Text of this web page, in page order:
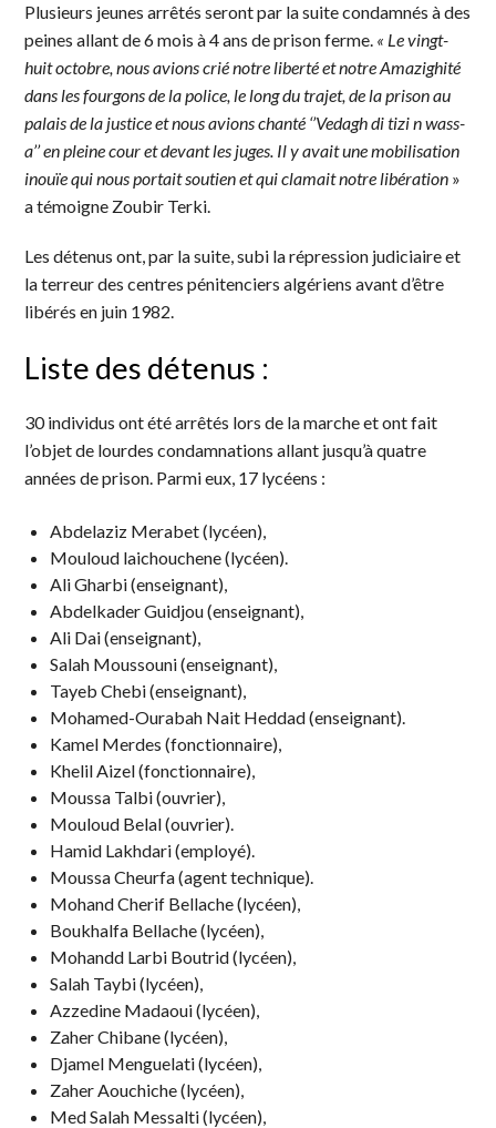
Plusieurs jeunes arrêtés seront par la suite condamnés à des
peines allant de 6 mois à 4 ans de prison ferme. « Le vingt-
huit octobre, nous avions crié notre liberté et notre Amazighité
dans les fourgons de la police, le long du trajet, de la prison au
palais de la justice et nous avions chanté ‘’Vedagh di tizi n wass-
a’’ en pleine cour et devant les juges. Il y avait une mobilisation
inouïe qui nous portait soutien et qui clamait notre libération »
a témoigne Zoubir Terki.
Les détenus ont, par la suite, subi la répression judiciaire et
la terreur des centres pénitenciers algériens avant d’être
libérés en juin 1982.
Liste des détenus :
30 individus ont été arrêtés lors de la marche et ont fait
l’objet de lourdes condamnations allant jusqu’à quatre
années de prison. Parmi eux, 17 lycéens :
Abdelaziz Merabet (lycéen),
Mouloud laichouchene (lycéen).
Ali Gharbi (enseignant),
Abdelkader Guidjou (enseignant),
Ali Dai (enseignant),
Salah Moussouni (enseignant),
Tayeb Chebi (enseignant),
Mohamed-Ourabah Nait Heddad (enseignant).
Kamel Merdes (fonctionnaire),
Khelil Aizel (fonctionnaire),
Moussa Talbi (ouvrier),
Mouloud Belal (ouvrier).
Hamid Lakhdari (employé).
Moussa Cheurfa (agent technique).
Mohand Cherif Bellache (lycéen),
Boukhalfa Bellache (lycéen),
Mohandd Larbi Boutrid (lycéen),
Salah Taybi (lycéen),
Azzedine Madaoui (lycéen),
Zaher Chibane (lycéen),
Djamel Menguelati (lycéen),
Zaher Aouchiche (lycéen),
Med Salah Messalti (lycéen),